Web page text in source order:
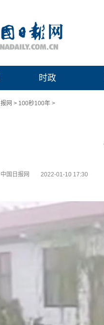
时政
网 > 100秒100年 >
国日报网 2022-01-10 17:30